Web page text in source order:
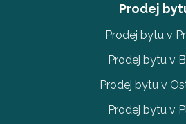
Prodej
Prodej bytu v
Prodej bytu v
Prodej bytu v
Prodej bytu v